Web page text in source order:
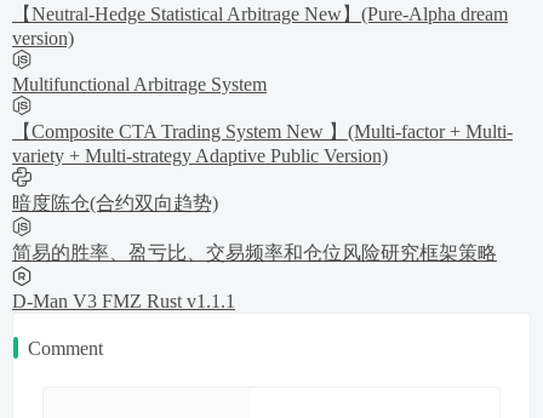
【Neutral-Hedge Statistical Arbitrage New】(Pure-Alpha dream
version)
Multifunctional Arbitrage System
【Composite CTA Trading System New 】(Multi-factor + Multi-
variety + Multi-strategy Adaptive Public Version)
暗度陈仓(合约双向趋势)
简易的胜率、盈亏比、交易频率和仓位风险研究框架策略
D-Man V3 FMZ Rust v1.1.1
Comment